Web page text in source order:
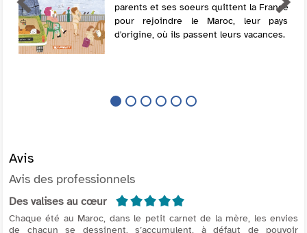
parents et ses soeurs quittent la France
pour rejoindre le Maroc, leur pays
d'origine, où ils passent leurs vacances.
Avis
Avis des professionnels
Des valises au cœur 5/5
Chaque été au Maroc, dans le petit carnet de la mère, les envies
de chacun se dessinent, s’accumulent, à défaut de pouvoir